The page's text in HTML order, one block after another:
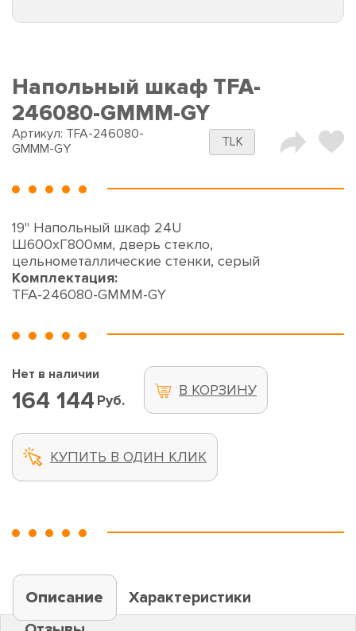
Напольный шкаф TFA-
246080-GMMM-GY
Артикул: TFA-246080-
GMMM-GY
TLK
19" Напольный шкаф 24U
Ш600хГ800мм, дверь стекло,
цельнометаллические стенки, серый
Комплектация:
TFA-246080-GMMM-GY
Нет в наличии
164 144 Руб.
В КОРЗИНУ
КУПИТЬ В ОДИН КЛИК
Описание
Характеристики